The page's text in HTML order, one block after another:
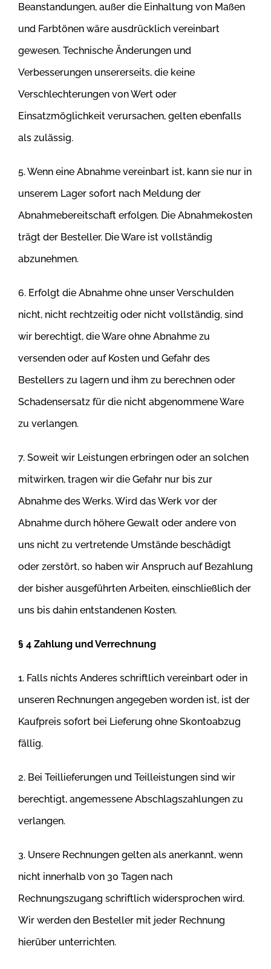
Beanstandungen, außer die Einhaltung von Maßen
und Farbtönen wäre ausdrücklich vereinbart
gewesen. Technische Änderungen und
Verbesserungen unsererseits, die keine
Verschlechterungen von Wert oder
Einsatzmöglichkeit verursachen, gelten ebenfalls
als zulässig.
5. Wenn eine Abnahme vereinbart ist, kann sie nur in
unserem Lager sofort nach Meldung der
Abnahmebereitschaft erfolgen. Die Abnahmekosten
trägt der Besteller. Die Ware ist vollständig
abzunehmen.
6. Erfolgt die Abnahme ohne unser Verschulden
nicht, nicht rechtzeitig oder nicht vollständig, sind
wir berechtigt, die Ware ohne Abnahme zu
versenden oder auf Kosten und Gefahr des
Bestellers zu lagern und ihm zu berechnen oder
Schadensersatz für die nicht abgenommene Ware
zu verlangen.
7. Soweit wir Leistungen erbringen oder an solchen
mitwirken, tragen wir die Gefahr nur bis zur
Abnahme des Werks. Wird das Werk vor der
Abnahme durch höhere Gewalt oder andere von
uns nicht zu vertretende Umstände beschädigt
oder zerstört, so haben wir Anspruch auf Bezahlung
der bisher ausgeführten Arbeiten, einschließlich der
uns bis dahin entstandenen Kosten.
§ 4 Zahlung und Verrechnung
1. Falls nichts Anderes schriftlich vereinbart oder in
unseren Rechnungen angegeben worden ist, ist der
Kaufpreis sofort bei Lieferung ohne Skontoabzug
fällig.
2. Bei Teillieferungen und Teilleistungen sind wir
berechtigt, angemessene Abschlagszahlungen zu
verlangen.
3. Unsere Rechnungen gelten als anerkannt, wenn
nicht innerhalb von 30 Tagen nach
Rechnungszugang schriftlich widersprochen wird.
Wir werden den Besteller mit jeder Rechnung
hierüber unterrichten.